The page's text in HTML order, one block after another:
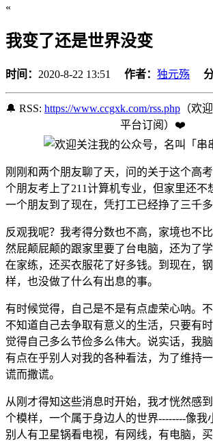
«
我变了还是世界没变
时间： 2020-8-22 13:51 作者： 独元殇
🔔 RSS: https://www.ccgxk.com/rss.php （欢
平台订阅️）❤️
刚刚和两个朋友聊了天，问的关于这个高
个朋友考上了211计算机专业，但家里还不
一个朋友到了现在，凭打工已经挣了三千多
反观我呢？我考得分数也不高，家境也不
然屁颠屁颠的跟家里要了台电脑，还为了
在家练，还买衣服花了好多钱。到现在，
样，也没做了什么有出息的事。
有时候觉得，自己是不是有点虚荣心呐。不
不知道自己去争取有意义的生活，只要有
觉得自己多么节俭多么伟大。说实话，我
有点在乎别人对我的各种看法，为了维持
谎而撒谎。
从刚才得知这些消息时开始，我才恍然感
个模样，一个属于身边人的世界--------像我
别人有卫星锅看电视，有网线，有电脑，